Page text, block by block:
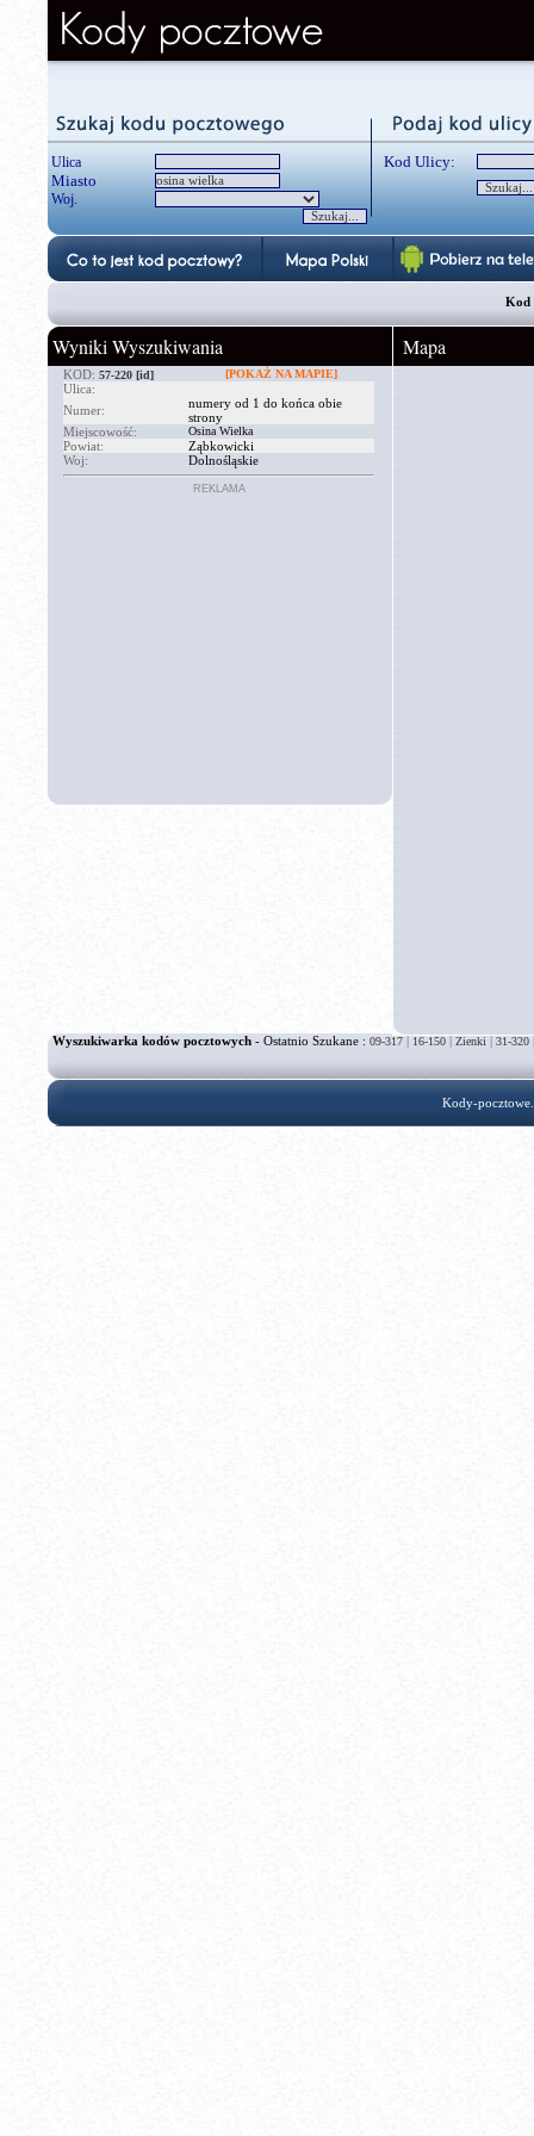
Ulica
Miasto
Woj.
Kod Ulicy:
Kod
Wyniki Wyszukiwania
KOD: 57-220 [id] [POKAŻ NA MAPIE]
Ulica:
Numer:
numery od 1 do końca obie
strony
Miejscowość:
Osina Wielka
Powiat:
Ząbkowicki
Woj:
Dolnośląskie
REKLAMA
Mapa
Wyszukiwarka kodów pocztowych - Ostatnio Szukane : 09-317|16-150|Zienki|31-320
Kody-